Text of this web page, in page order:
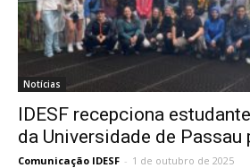
Notícias
IDESF recepciona
da Universidade de Passau
Comunicação IDESF - 1 de outubro de 2025